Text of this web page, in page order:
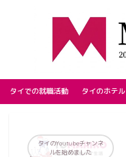
タイでの就職活動 タイのホテル
タイのYoutubeチャンネ
ルを始めました